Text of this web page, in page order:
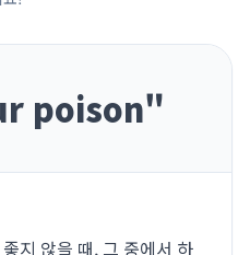
poison"
지 않을 때, 그 중에서 하